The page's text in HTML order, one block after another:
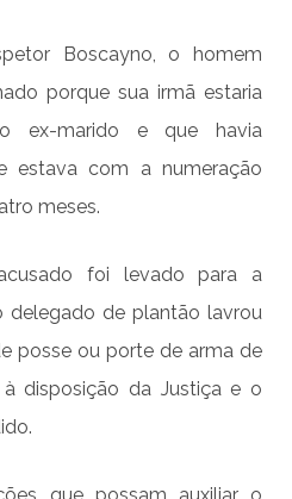
Boscayno, o homem
porque sua irmã estaria
ex-marido e que havia
estava com a numeração
meses.
foi levado para a
delegado de plantão lavrou
posse ou porte de arma de
disposição da Justiça e o